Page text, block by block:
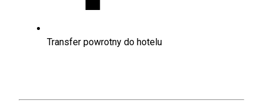
Transfer powrotny do hotelu